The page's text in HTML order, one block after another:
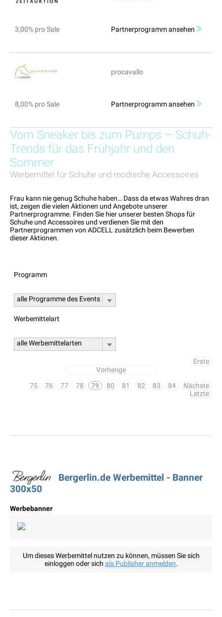
3,00% pro Sale Partnerprogramm ansehen
procavallo
8,00% pro Sale Partnerprogramm ansehen
Vom Sneaker bis zum Pumps – Schuh-
Trends für das Frühjahr und den
Sommer
Werbemittel für Schuhe und modische Accessoires
Frau kann nie genug Schuhe haben… Dass da etwas Wahres dran
ist, zeigen die vielen Aktionen und Angebote unserer
Partnerprogramme. Finden Sie hier unserer besten Shops für
Schuhe und Accessoires und verdienen Sie mit den
Partnerprogrammen von ADCELL zusätzlich beim Bewerben
dieser Aktionen.
Programm
alle Programme des Events
Werbemittelart
alle Werbemittelarten
Erste
Vorherige
75
76 77 78 79 80 81 82 83 84
Nächste
Letzte
Bergerlin.de Werbemittel - Banner
300x50
Werbebanner
Um dieses Werbemittel nutzen zu können, müssen Sie sich
einloggen oder sich als Publisher anmelden.